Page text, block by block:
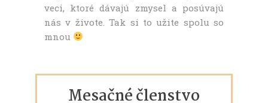
veci, ktoré dávajú zmysel a posúvajú
nás v živote. Tak si to užite spolu so
mnou
Mesačné členstvo